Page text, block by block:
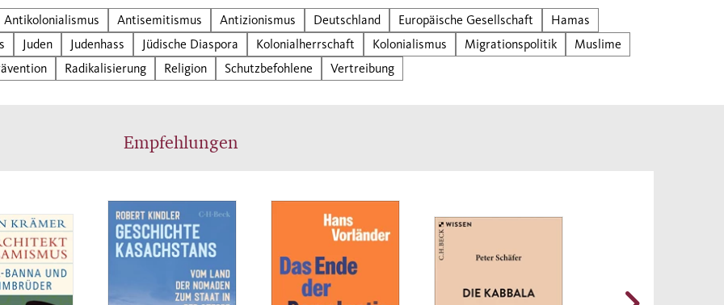
Juden in den 1940er- und 1950er-Jahren ihre
in arabischen Ländern wie Marokko, Jemen oder Irak
Heute äußert sich muslimischer Antisemitismus
in israelfeindlichen Deutungsmustern und der
und historisch fundiert. Ein besonderer Schwerpunkt
versäumt wurde -, um antisemitischen Ressentiments
zu entziehen.
Antikolonialismus Antisemitismus Antizionismus Deutschland Europäische Gesellschaft
Hamas
Juden Judenhass Jüdische Diaspora Kolonialherrschaft Kolonialismus Migrationspolitik
Muslime
Radikalisierung Religion Schutzbefohlene Vertreibung
Empfehlungen